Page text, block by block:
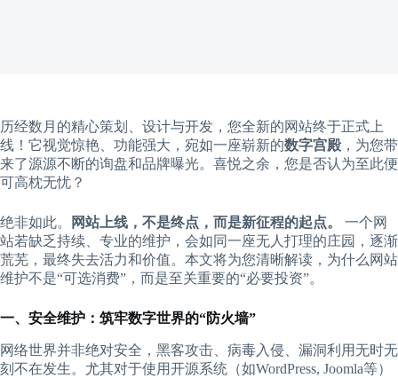
历经数月的精心策划、设计与开发，您全新的网站终于正式上
线！它视觉惊艳、功能强大，宛如一座崭新的​​数字宫殿​​，为您带
来了源源不断的询盘和品牌曝光。喜悦之余，您是否认为至此便
可高枕无忧？
绝非如此。​ ​网站上线，不是终点，而是新征程的起点。​
​ 一个网
站若缺乏持续、专业的维护，会如同一座无人打理的庄园，逐渐
荒芜，最终失去活力和价值。本文将为您清晰解读，为什么网站
维护不是“可选消费”，而是至关重要的“必要投资”。
​一、安全维护：筑牢数字世界的“防火墙”​
网络世界并非绝对安全，黑客攻击、病毒入侵、漏洞利用无时无
刻不在发生。尤其对于使用开源系统（如WordPress, Joomla等）